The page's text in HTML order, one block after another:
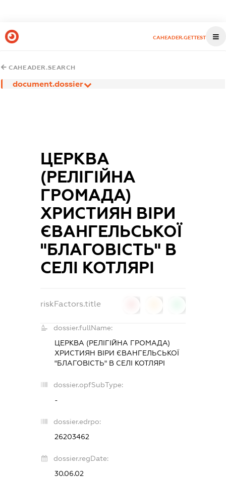
CAHEADER.GETTEST
CAHEADER.SEARCH
document.dossier
ЦЕРКВА
(РЕЛІГІЙНА
ГРОМАДА)
ХРИСТИЯН ВІРИ
ЄВАНГЕЛЬСЬКОЇ
"БЛАГОВІСТЬ" В
СЕЛІ КОТЛЯРІ
riskFactors.title
dossier.fullName:
ЦЕРКВА (РЕЛІГІЙНА ГРОМАДА)
ХРИСТИЯН ВІРИ ЄВАНГЕЛЬСЬКОЇ
"БЛАГОВІСТЬ" В СЕЛІ КОТЛЯРІ
dossier.opfSubType:
-
dossier.edrpo:
26203462
dossier.regDate:
30.06.02